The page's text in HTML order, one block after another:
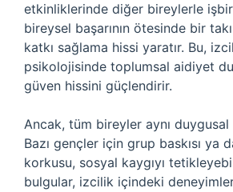
etkinliklerinde diğer bireylerle
bireysel başarının ötesinde bir
katkı sağlama hissi yaratır. Bu,
psikolojisinde toplumsal aidiyet
güven hissini güçlendirir.
Ancak, tüm bireyler aynı
Bazı gençler için grup baskısı ya
korkusu, sosyal kaygıyı
bulgular, izcilik içindeki